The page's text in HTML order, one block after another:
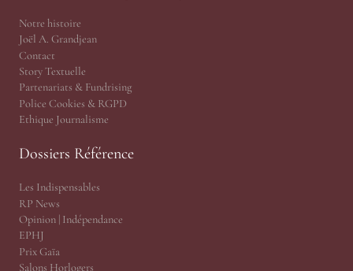
Notre histoire
Joël A. Grandjean
Contact
Story Textuelle
Partenariats & Fundrising
Police Cookies & RGPD
Ethique Journalisme
Dossiers Référence
Les Indispensables
RP News
Opinion | Indépendance
EPHJ
Prix Gaïa
Salons Horlogers